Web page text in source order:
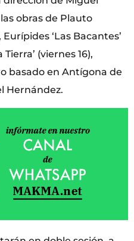
obras de Plauto
‘Las Bacantes’
(viernes 16),
basado en Antígona de
Hernández.